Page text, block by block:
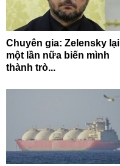
Chuyên gia: Zelensky lại
một lần nữa biến mình
thành trò...